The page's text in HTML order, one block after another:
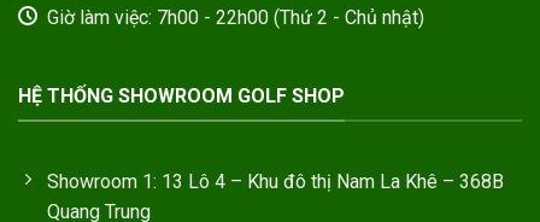
Giờ làm việc: 7h00 - 22h00 (Thứ 2 - Chủ nhật)
HỆ THỐNG SHOWROOM GOLF SHOP
Showroom 1: 13 Lô 4 – Khu đô thị Nam La Khê – 368B
Quang Trung